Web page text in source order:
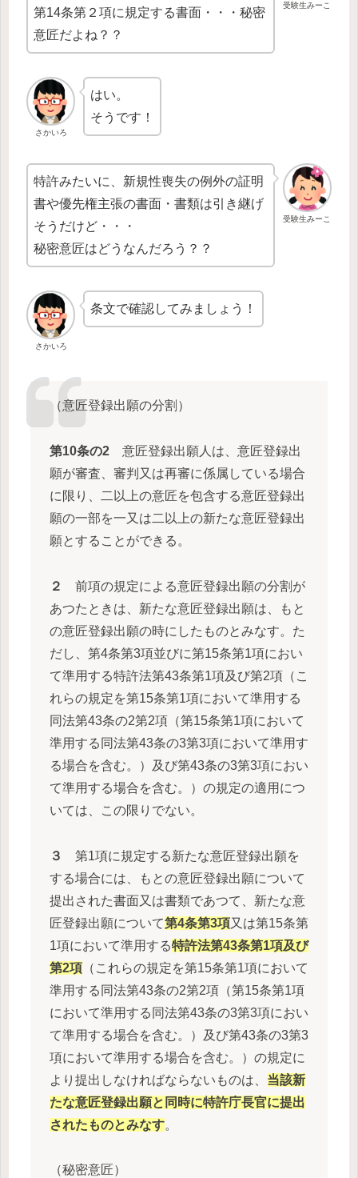
受験生みーこ
第14条第２項に規定する書面・・・秘密
意匠だよね？？
さかいろ
はい。
そうです！
受験生みーこ
特許みたいに、新規性喪失の例外の証明
書や優先権主張の書面・書類は引き継げ
そうだけど・・・
秘密意匠はどうなんだろう？？
さかいろ
条文で確認してみましょう！
（意匠登録出願の分割）
第10条の2意匠登録出願人は、意匠登録出
願が審査、審判又は再審に係属している場合
に限り、二以上の意匠を包含する意匠登録出
願の一部を一又は二以上の新たな意匠登録出
願とすることができる。
２
前項の規定による意匠登録出願の分割が
あつたときは、新たな意匠登録出願は、もと
の意匠登録出願の時にしたものとみなす。た
だし、第4条第3項並びに第15条第1項におい
て準用する特許法第43条第1項及び第2項（こ
れらの規定を第15条第1項において準用する
同法第43条の2第2項（第15条第1項において
準用する同法第43条の3第3項において準用す
る場合を含む。）及び第43条の3第3項におい
て準用する場合を含む。）の規定の適用につ
いては、この限りでない。
３
第1項に規定する新たな意匠登録出願を
する場合には、もとの意匠登録出願について
提出された書面又は書類であつて、新たな意
匠登録出願について第4条第3項又は第15条第
1項において準用する特許法第43条第1項及び
第2項（これらの規定を第15条第1項において
準用する同法第43条の2第2項（第15条第1項
において準用する同法第43条の3第3項におい
て準用する場合を含む。）及び第43条の3第3
項において準用する場合を含む。）の規定に
より提出しなければならないものは、 当該新
たな意匠登録出願と同時に特許庁長官に提出
されたものとみなす。
（秘密意匠）